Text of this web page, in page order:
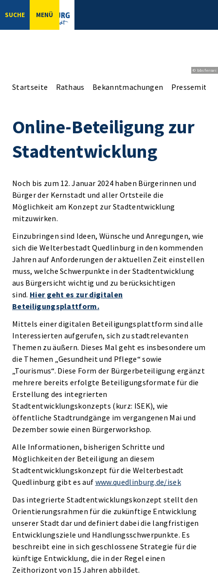
SUCHE MENÜ
© bbsferrari
Startseite Rathaus Bekanntmachungen
Online-Beteiligung zur
Stadtentwicklung
Noch bis zum 12. Januar 2024 haben Bürgerinnen und
Bürger der Kernstadt und aller Ortsteile die
Möglichkeit am Konzept zur Stadtentwicklung
mitzuwirken.
Einzubringen sind Ideen, Wünsche und Anregungen, wie
sich die Welterbestadt Quedlinburg in den kommenden
Jahren auf Anforderungen der aktuellen Zeit einstellen
muss, welche Schwerpunkte in der Stadtentwicklung
aus Bürgersicht wichtig und zu berücksichtigen
sind. Hier geht es zur digitalen
Beteiligungsplattform.
Mittels einer digitalen Beteiligungsplattform sind alle
Interessierten aufgerufen, sich zu stadtrelevanten
Themen zu äußern. Dieses Mal geht es insbesondere um
die Themen „Gesundheit und Pflege“ sowie
„Tourismus“. Diese Form der Bürgerbeteiligung ergänzt
mehrere bereits erfolgte Beteiligungsformate für die
Erstellung des integrierten
Stadtentwicklungskonzepts (kurz: ISEK), wie
öffentliche Stadtrundgänge im vergangenen Mai und
Dezember sowie einen Bürgerworkshop.
Alle Informationen, bisherigen Schritte und
Möglichkeiten der Beteiligung an diesem
Stadtentwicklungskonzept für die Welterbestadt
Quedlinburg gibt es auf www.quedlinburg.de/isek
Das integrierte Stadtentwicklungskonzept stellt den
Orientierungsrahmen für die zukünftige Entwicklung
unserer Stadt dar und definiert dabei die langfristigen
Entwicklungsziele und Handlungsschwerpunkte. Es
beschreibt eine in sich geschlossene Strategie für die
künftige Entwicklung, die in der Regel einen
Zeithorizont von 15 Jahren abbildet.